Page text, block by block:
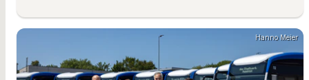
Hanno Meier